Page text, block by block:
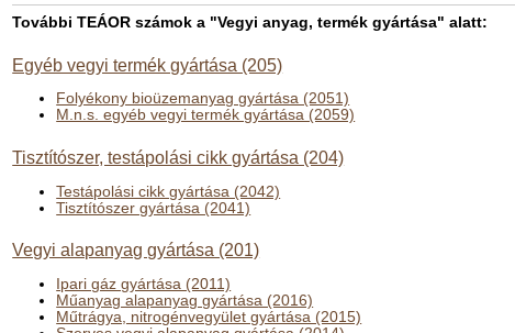
További TEÁOR számok a "Vegyi anyag, termék gyártása" alatt:
Egyéb vegyi termék gyártása (205)
Folyékony bioüzemanyag gyártása (2051)
M.n.s. egyéb vegyi termék gyártása (2059)
Tisztítószer, testápolási cikk gyártása (204)
Testápolási cikk gyártása (2042)
Tisztítószer gyártása (2041)
Vegyi alapanyag gyártása (201)
Ipari gáz gyártása (2011)
Műanyag alapanyag gyártása (2016)
Műtrágya, nitrogénvegyület gyártása (2015)